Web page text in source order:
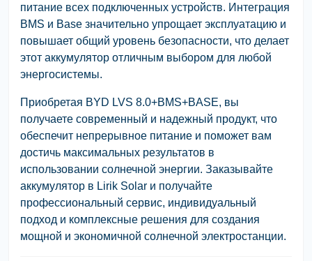
питание всех подключенных устройств. Интеграция
BMS и Base значительно упрощает эксплуатацию и
повышает общий уровень безопасности, что делает
этот аккумулятор отличным выбором для любой
энергосистемы.
Приобретая BYD LVS 8.0+BMS+BASE, вы
получаете современный и надежный продукт, что
обеспечит непрерывное питание и поможет вам
достичь максимальных результатов в
использовании солнечной энергии. Заказывайте
аккумулятор в Lirik Solar и получайте
профессиональный сервис, индивидуальный
подход и комплексные решения для создания
мощной и экономичной солнечной электростанции.